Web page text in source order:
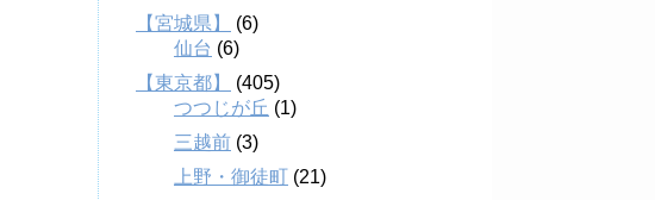
【宮城県】
(6)
仙台 (6)
【東京都】
(405)
つつじが丘 (1)
三越前 (3)
上野・御徒町 (21)